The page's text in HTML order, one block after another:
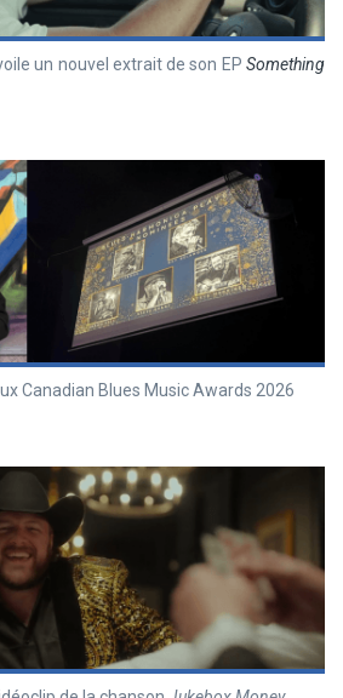
un nouvel extrait de son EPSomething
Canadian Blues Music Awards 2026